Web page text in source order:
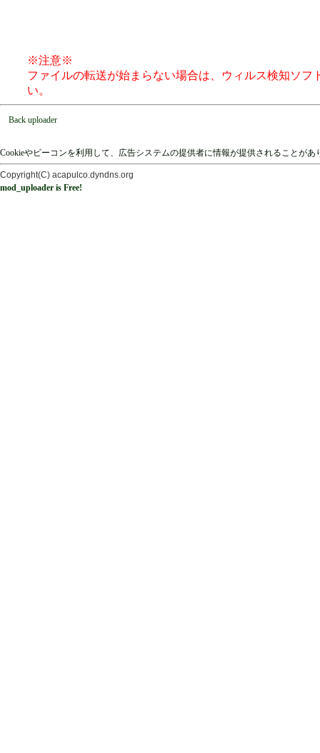
※注意※
ファイルの転送が始まらない場合は、ウィルス検知ソ
い。
Back uploader
Cookieやビーコンを利用して、広告システムの提供者に情報が提供されることが
Copyright(C) acapulco.dyndns.org
mod_uploader is Free!